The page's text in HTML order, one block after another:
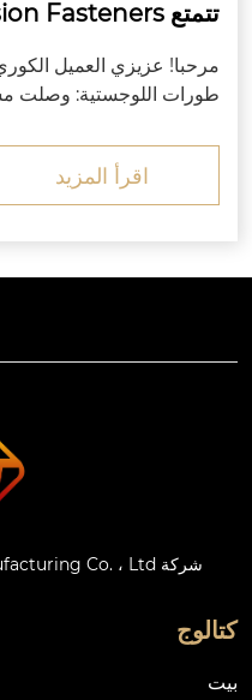
بين الصين وكوريا
استعداد تام للتوسع
مرحبا! عزيزي العميل
طورات اللوجستية: وصلت
تك بأمان وسليمة إلى ميناء
اقرأ المزيد
شركة Handan Zitai Fortener Manufacturing Co. ، Ltd.
كتالوج
بيت